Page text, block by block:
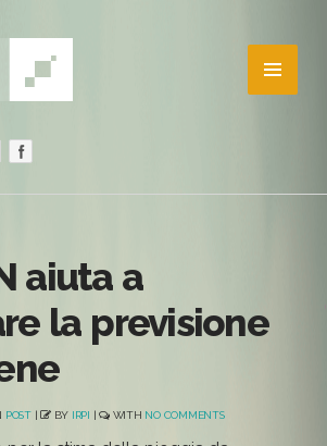
aiuta a
la previsione
POST| BY IRPI | WITH NO COMMENTS